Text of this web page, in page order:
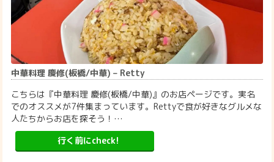
中華料理 慶修(板橋/中華) – Retty
こちらは『中華料理 慶修(板橋/中華)』のお店ページです。実名
でのオススメが7件集まっています。Rettyで食が好きなグルメな
人たちからお店を探そう！…
行く前にcheck!